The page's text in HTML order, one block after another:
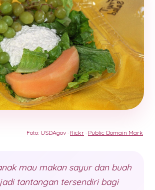
Foto: USDAgov · flickr · Public Domain Mark
mau makan sayur dan buah
tantangan tersendiri bagi